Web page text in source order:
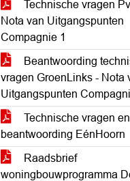
Technische vragen
Nota van Uitgangspunten
Compagnie 1
Beantwoording
vragen GroenLinks - Nota
Uitgangspunten
Technische vragen en
beantwoording EénHoorn
Raadsbrief
woningbouwprogramma